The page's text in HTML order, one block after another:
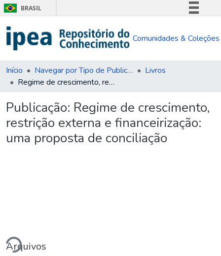
BRASIL
Comunica BR
Acesso à informação
Comunidades & Coleções
Início Navegar por Tipo de Publicação
Livros
Regime de crescimento, restrição externa e financeirização: uma proposta de conciliação
Publicação: Regime de crescimento,
restrição externa e financeirização:
uma proposta de conciliação
Arquivos